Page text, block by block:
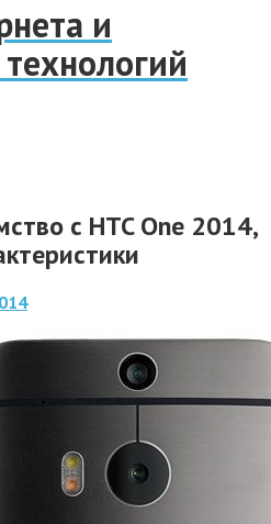
и
с HTC One 2014,